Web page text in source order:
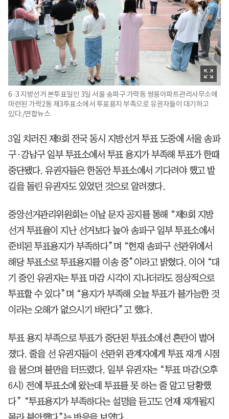
6·3 지방선거 본투표일인 3일 서울 송파구 가락동 쌍용아파트관리사무소에
마련된 가락2동 제3투표소에서 투표용지 부족으로 유권자들이 대기하고
있다./연합뉴스
3일 치러진 제9회 전국 동시 지방선거 투표 도중에 서울 송파
구·강남구 일부 투표소에서 투표 용지가 부족해 투표가 한때
중단됐다. 유권자들은 한동안 투표소에서 기다려야 했고 발
길을 돌린 유권자도 있었던 것으로 알려졌다.
중앙선거관리위원회는 이날 문자 공지를 통해 “제9회 지방
선거 투표율이 지난 선거보다 높아 송파구 일부 투표소에서
준비된 투표용지가 부족하다”며 “현재 송파구 선관위에서
해당 투표소로 투표용지를 이송 중”이라고 밝혔다. 이어 “대
기 중인 유권자는 투표 마감 시각이 지나더라도 정상적으로
투표할 수 있다”며 “용지가 부족해 오늘 투표가 불가능한 것
이라는 오해가 없으시기 바란다”고 했다.
투표 용지 부족으로 투표가 중단된 투표소에선 혼란이 벌어
졌다. 줄을 선 유권자들이 선관위 관계자에게 투표 재개 시점
을 물으며 불만을 터뜨렸다. 일부 유권자는 “투표 마감(오후
6시) 전에 투표소에 왔는데 투표를 못 하는 줄 알고 당황했
다” “투표용지가 부족하다는 설명을 듣고도 언제 재개될지